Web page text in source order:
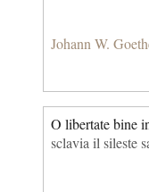
Johann W.
O libertate bine
sclavia il sileste